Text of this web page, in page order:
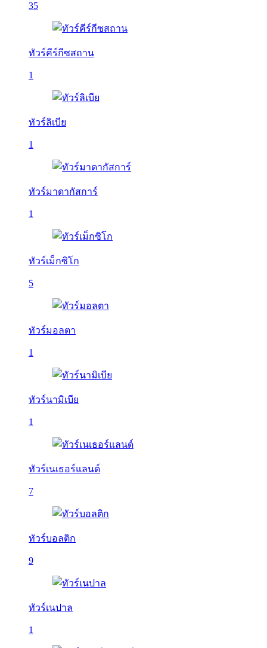
35
ทัวร์คีร์กีซสถาน
1
ทัวร์ลิเบีย
1
ทัวร์มาดากัสการ์
1
ทัวร์เม็กซิโก
5
ทัวร์มอลตา
1
ทัวร์นามิเบีย
1
ทัวร์เนเธอร์แลนด์
7
ทัวร์บอลติก
9
ทัวร์เนปาล
1